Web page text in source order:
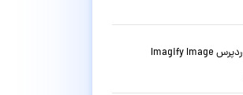
افزونه بهینه سازی تصاویر وردپرس Imagify Image